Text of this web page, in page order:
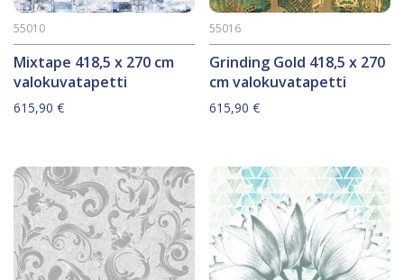
Mixtape 418,5 x 270 cm
valokuvatapetti
55010
615,90 €
Grinding Gold 418,5 x 270
cm valokuvatapetti
55016
615,90€